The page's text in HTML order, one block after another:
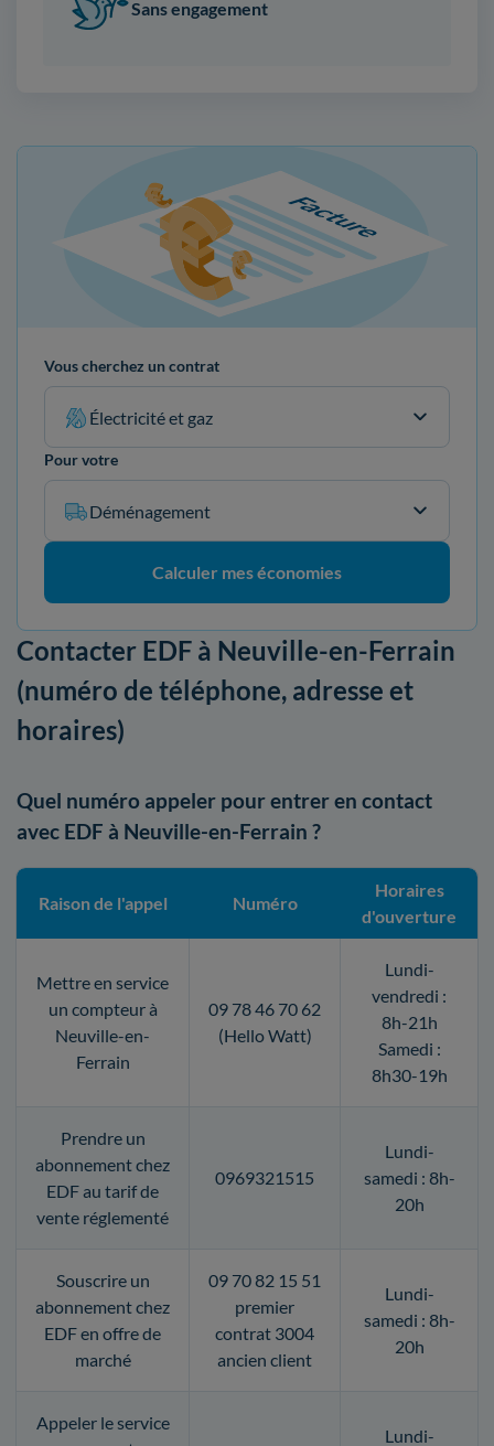
Sans engagement
Vous cherchez un contrat
Électricité et gaz
Pour votre
Déménagement
Calculer mes économies
Contacter EDF à Neuville-en-Ferrain
(numéro de téléphone, adresse et
horaires)
Quel numéro appeler pour entrer en contact
avec EDF à Neuville-en-Ferrain ?
Raison de l'appel Numéro
Horaires
d'ouverture
Mettre en service
un compteur à
Neuville-en-
Ferrain
09 78 46 70 62
(Hello Watt)
Lundi-
vendredi :
8h-21h
Samedi :
8h30-19h
Prendre un
abonnement chez
EDF au tarif de
vente réglementé
0969321515
Lundi-
samedi : 8h-
20h
Souscrire un
abonnement chez
EDF en offre de
marché
09 70 82 15 51
premier
contrat 3004
ancien client
Lundi-
samedi : 8h-
20h
Appeler le service
Lundi-